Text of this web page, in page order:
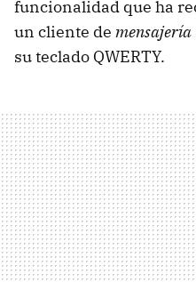
funcionalidad que ha
un cliente de
su teclado QWERTY.